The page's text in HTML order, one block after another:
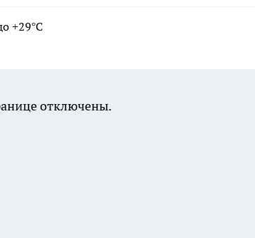
+29°С
отключены.